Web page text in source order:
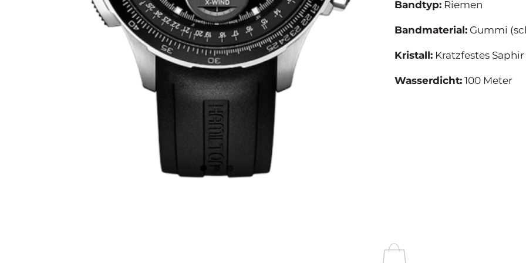
Bandtyp: Riemen
Bandmaterial: Gummi
Kristall: Kratzfestes Saphir
Wasserdicht: 100 Meter